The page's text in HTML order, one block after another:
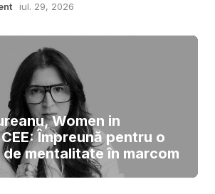
iul. 29, 2026
Women in
Împreună pentru o
mentalitate în marcom